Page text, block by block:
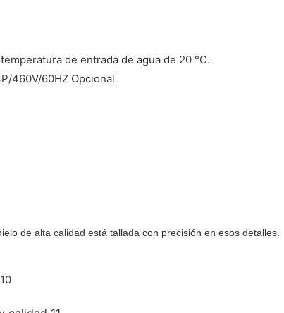
de entrada de agua de 20 °C.
460V/60HZ Opcional
de alta calidad está tallada con precisión en esos detalles.